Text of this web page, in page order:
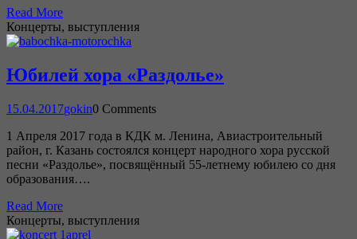
Read More
Концерты, выступления
Юбилей хора «Раздолье»
15.04.2017gokin0 Comments
1 Апреля 2017 года в КДК м. Ленина, Авиастроительный
район, г. Казань состоялся концерт народного хора русской
песни «Раздолье», посвящённый 55-летнему юбилею со дня
образования….
Read More
Концерты, выступления